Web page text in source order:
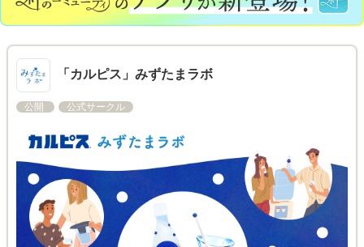
「カルピス」みずたまラボ
公開 公式サークル